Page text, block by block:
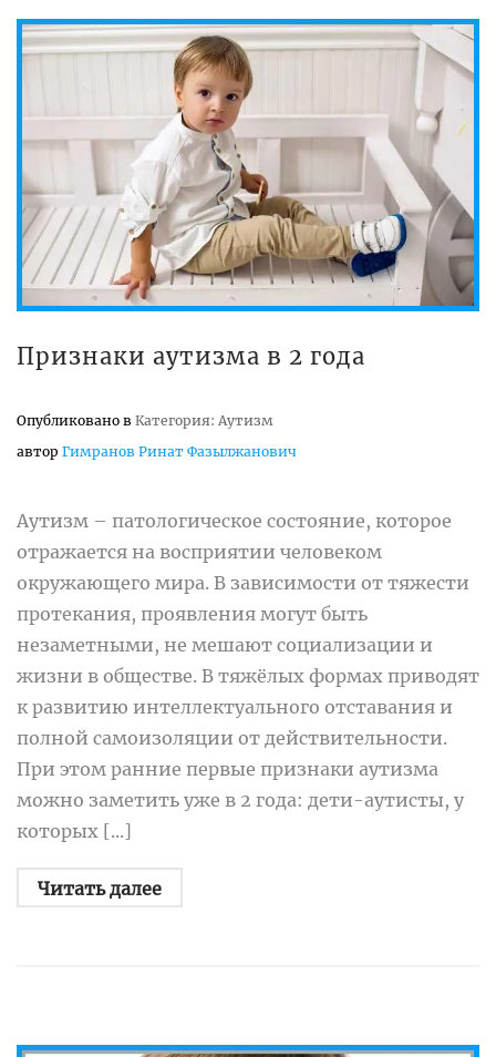
Признаки аутизма в 2 года
Опубликовано в Категория: Аутизм
автор Гимранов Ринат Фазылжанович
Аутизм – патологическое состояние, которое
отражается на восприятии человеком
окружающего мира. В зависимости от тяжести
протекания, проявления могут быть
незаметными, не мешают социализации и
жизни в обществе. В тяжёлых формах приводят
к развитию интеллектуального отставания и
полной самоизоляции от действительности.
При этом ранние первые признаки аутизма
можно заметить уже в 2 года: дети-аутисты, у
которых [...]
Читать далее